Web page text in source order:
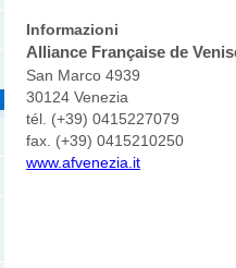
Informazioni
Alliance Française de
San Marco 4939
30124 Venezia
tél. (+39) 0415227079
fax. (+39) 0415210250
www.afvenezia.it